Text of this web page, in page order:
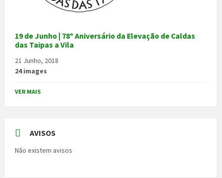
19 de Junho | 78º Aniversário da Elevação de Caldas
das Taipas a Vila
21 Junho, 2018
24 images
VER MAIS
AVISOS
Não existem avisos